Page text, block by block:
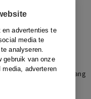
en advertenties te
media te
analyseren.
gebruik van onze
adverteren
Tijdstip overgang
aan beding